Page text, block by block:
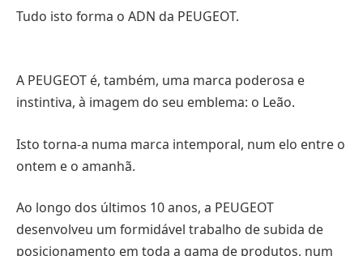
Tudo isto forma o ADN da PEUGEOT.
A PEUGEOT é, também, uma marca poderosa e
instintiva, à imagem do seu emblema: o Leão.
Isto torna-a numa marca intemporal, num elo entre o
ontem e o amanhã.
Ao longo dos últimos 10 anos, a PEUGEOT
desenvolveu um formidável trabalho de subida de
posicionamento em toda a gama de produtos, num